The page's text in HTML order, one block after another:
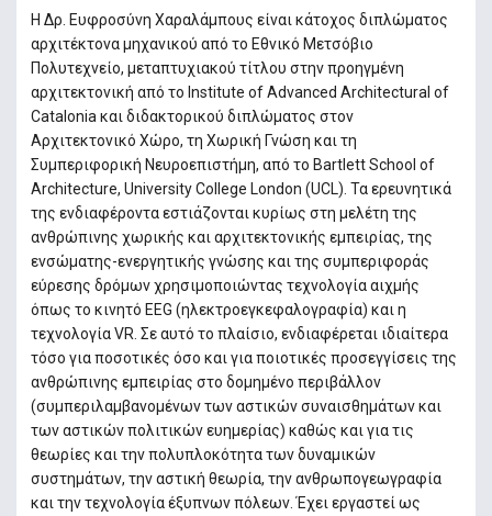
Η Δρ. Ευφροσύνη Χαραλάμπους είναι κάτοχος διπλώματος
αρχιτέκτονα μηχανικού από το Εθνικό Μετσόβιο
Πολυτεχνείο, μεταπτυχιακού τίτλου στην προηγμένη
αρχιτεκτονική από το Institute of Advanced Architectural of
Catalonia και διδακτορικού διπλώματος στον
Αρχιτεκτονικό Χώρο, τη Χωρική Γνώση και τη
Συμπεριφορική Νευροεπιστήμη, από το Bartlett School of
Architecture, University College London (UCL). Τα ερευνητικά
της ενδιαφέροντα εστιάζονται κυρίως στη μελέτη της
ανθρώπινης χωρικής και αρχιτεκτονικής εμπειρίας, της
ενσώματης-ενεργητικής γνώσης και της συμπεριφοράς
εύρεσης δρόμων χρησιμοποιώντας τεχνολογία αιχμής
όπως το κινητό EEG (ηλεκτροεγκεφαλογραφία) και η
τεχνολογία VR. Σε αυτό το πλαίσιο, ενδιαφέρεται ιδιαίτερα
τόσο για ποσοτικές όσο και για ποιοτικές προσεγγίσεις της
ανθρώπινης εμπειρίας στο δομημένο περιβάλλον
(συμπεριλαμβανομένων των αστικών συναισθημάτων και
των αστικών πολιτικών ευημερίας) καθώς και για τις
θεωρίες και την πολυπλοκότητα των δυναμικών
συστημάτων, την αστική θεωρία, την ανθρωπογεωγραφία
και την τεχνολογία έξυπνων πόλεων. Έχει εργαστεί ως